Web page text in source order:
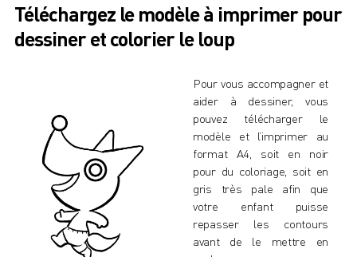
Téléchargez le modèle à imprimer pour
dessiner et colorier le loup
Pour vous accompagner et
aider à dessiner, vous
pouvez télécharger le
modèle et l’imprimer au
format A4, soit en noir
pour du coloriage, soit en
gris très pale afin que
votre enfant puisse
repasser les contours
avant de le mettre en